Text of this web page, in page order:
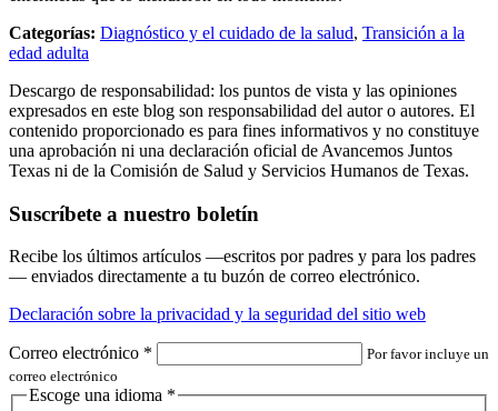
Categorías: Diagnóstico y el cuidado de la salud, Transición a la
edad adulta
Descargo de responsabilidad: los puntos de vista y las opiniones
expresados en este blog son responsabilidad del autor o autores. El
contenido proporcionado es para fines informativos y no constituye
una aprobación ni una declaración oficial de Avancemos Juntos
Texas ni de la Comisión de Salud y Servicios Humanos de Texas.
Suscríbete a nuestro boletín
Recibe los últimos artículos —escritos por padres y para los padres
— enviados directamente a tu buzón de correo electrónico.
Declaración sobre la privacidad y la seguridad del sitio web
Correo electrónico *
Por favor incluye un
correo electrónico
Escoge una idioma *